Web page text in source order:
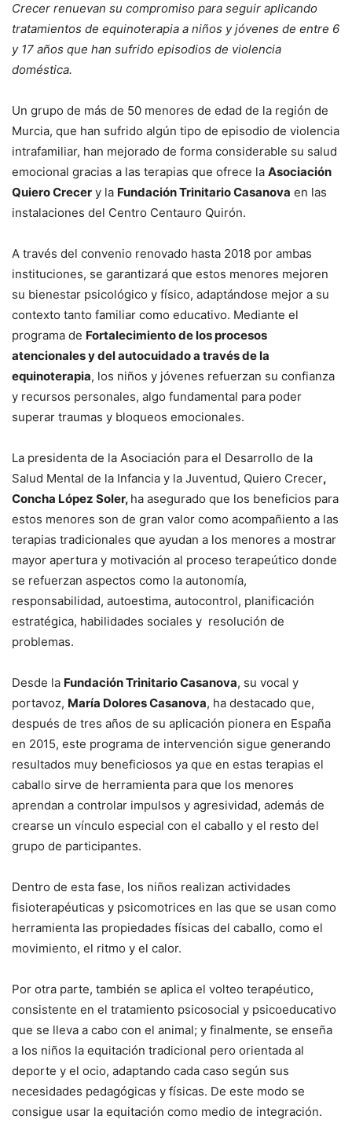
Crecer renuevan su compromiso para seguir aplicando
tratamientos de equinoterapia a niños y jóvenes de entre 6
y 17 años que han sufrido episodios de violencia
doméstica.
Un grupo de más de 50 menores de edad de la región de
Murcia, que han sufrido algún tipo de episodio de violencia
intrafamiliar, han mejorado de forma considerable su salud
emocional gracias a las terapias que ofrece la Asociación
Quiero Crecer y la Fundación Trinitario Casanova en las
instalaciones del Centro Centauro Quirón.
A través del convenio renovado hasta 2018 por ambas
instituciones, se garantizará que estos menores mejoren
su bienestar psicológico y físico, adaptándose mejor a su
contexto tanto familiar como educativo. Mediante el
programa de Fortalecimiento de los procesos
atencionales y del autocuidado a través de la
equinoterapia, los niños y jóvenes refuerzan su confianza
y recursos personales, algo fundamental para poder
superar traumas y bloqueos emocionales.
La presidenta de la Asociación para el Desarrollo de la
Salud Mental de la Infancia y la Juventud, Quiero Crecer,
Concha López Soler, ha asegurado que los beneficios para
estos menores son de gran valor como acompañiento a las
terapias tradicionales que ayudan a los menores a mostrar
mayor apertura y motivación al proceso terapeútico donde
se refuerzan aspectos como la autonomía,
responsabilidad, autoestima, autocontrol, planificación
estratégica, habilidades sociales y resolución de
problemas.
Desde la Fundación Trinitario Casanova, su vocal y
portavoz, María Dolores Casanova, ha destacado que,
después de tres años de su aplicación pionera en España
en 2015, este programa de intervención sigue generando
resultados muy beneficiosos ya que en estas terapias el
caballo sirve de herramienta para que los menores
aprendan a controlar impulsos y agresividad, además de
crearse un vínculo especial con el caballo y el resto del
grupo de participantes.
Dentro de esta fase, los niños realizan actividades
fisioterapéuticas y psicomotrices en las que se usan como
herramienta las propiedades físicas del caballo, como el
movimiento, el ritmo y el calor.
Por otra parte, también se aplica el volteo terapéutico,
consistente en el tratamiento psicosocial y psicoeducativo
que se lleva a cabo con el animal; y finalmente, se enseña
a los niños la equitación tradicional pero orientada al
deporte y el ocio, adaptando cada caso según sus
necesidades pedagógicas y físicas. De este modo se
consigue usar la equitación como medio de integración.